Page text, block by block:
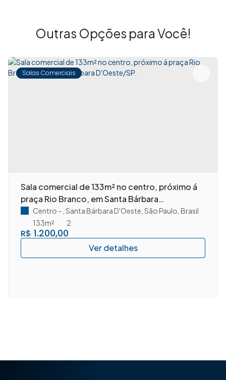
Outras Opções para Você!
Salas Comerciais
Sala comercial de 133m² no centro, próximo á
praça Rio Branco, em Santa Bárbara
D'Oeste/SP.
R$ 1.200,00
Centro Santa Bárbara D'Oeste São Paulo Brasil
2
133m²